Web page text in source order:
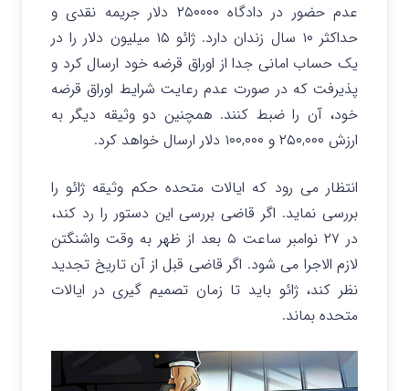
عدم حضور در دادگاه ۲۵۰۰۰۰ دلار جریمه نقدی و
حداکثر ۱۰ سال زندان دارد.
ژائو ۱۵ میلیون دلار را در
یک حساب امانی جدا از اوراق قرضه خود ارسال کرد و
پذیرفت که در صورت عدم رعایت شرایط اوراق قرضه
خود، آن را ضبط کنند. همچنین دو وثیقه دیگر به
ارزش ۲۵۰,۰۰۰ و ۱۰۰,۰۰۰ دلار ارسال خواهد کرد.
انتظار می رود که ایالات متحده حکم وثیقه ژائو را
بررسی نماید. اگر قاضی بررسی این دستور را رد کند،
در ۲۷ نوامبر ساعت ۵ بعد از ظهر به وقت واشنگتن
لازم الاجرا می شود. اگر قاضی قبل از آن تاریخ تجدید
نظر کند، ژائو باید تا زمان تصمیم گیری در ایالات
متحده بماند.